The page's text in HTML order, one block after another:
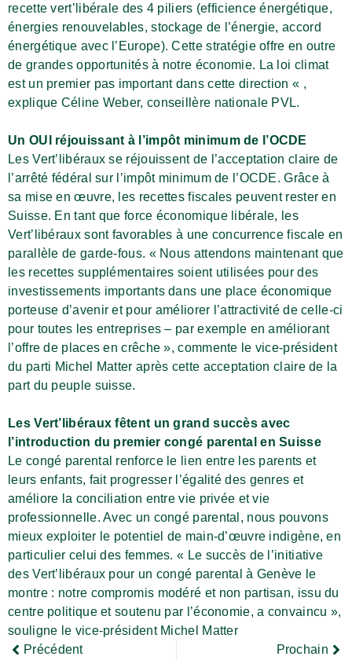
recette vert’libérale des 4 piliers (efficience énergétique,
énergies renouvelables, stockage de l’énergie, accord
énergétique avec l’Europe). Cette stratégie offre en outre
de grandes opportunités à notre économie. La loi climat
est un premier pas important dans cette direction « ,
explique Céline Weber, conseillère nationale PVL.
Un OUI réjouissant à l’impôt minimum de l’OCDE
Les Vert’libéraux se réjouissent de l’acceptation claire de
l’arrêté fédéral sur l’impôt minimum de l’OCDE. Grâce à
sa mise en œuvre, les recettes fiscales peuvent rester en
Suisse. En tant que force économique libérale, les
Vert’libéraux sont favorables à une concurrence fiscale en
parallèle de garde-fous. « Nous attendons maintenant que
les recettes supplémentaires soient utilisées pour des
investissements importants dans une place économique
porteuse d’avenir et pour améliorer l’attractivité de celle-ci
pour toutes les entreprises – par exemple en améliorant
l’offre de places en crêche », commente le vice-président
du parti Michel Matter après cette acceptation claire de la
part du peuple suisse.
Les Vert’libéraux fêtent un grand succès avec
l’introduction du premier congé parental en Suisse
Le congé parental renforce le lien entre les parents et
leurs enfants, fait progresser l’égalité des genres et
améliore la conciliation entre vie privée et vie
professionnelle. Avec un congé parental, nous pouvons
mieux exploiter le potentiel de main-d’œuvre indigène, en
particulier celui des femmes. « Le succès de l’initiative
des Vert’libéraux pour un congé parental à Genève le
montre : notre compromis modéré et non partisan, issu du
centre politique et soutenu par l’économie, a convaincu »,
souligne le vice-président Michel Matter
Précédent
Prochain